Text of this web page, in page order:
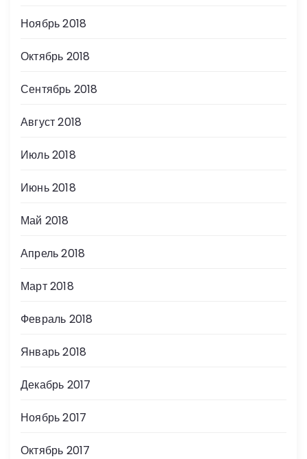
Ноябрь 2018
Октябрь 2018
Сентябрь 2018
Август 2018
Июль 2018
Июнь 2018
Май 2018
Апрель 2018
Март 2018
Февраль 2018
Январь 2018
Декабрь 2017
Ноябрь 2017
Октябрь 2017